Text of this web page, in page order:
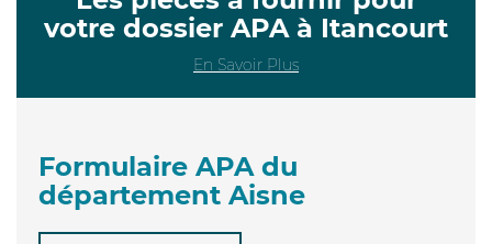
votre dossier APA à Itancourt
En Savoir Plus
Formulaire APA du
département Aisne